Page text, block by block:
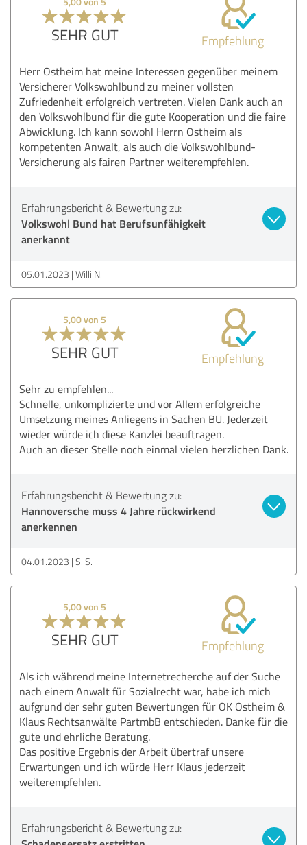
SEHR GUT Empfehlung
Herr Ostheim hat meine Interessen gegenüber meinem
Versicherer Volkswohlbund zu meiner vollsten
Zufriedenheit erfolgreich vertreten. Vielen Dank auch an
den Volkswohlbund für die gute Kooperation und die faire
Abwicklung. Ich kann sowohl Herrn Ostheim als
kompetenten Anwalt, als auch die Volkswohlbund-
Versicherung als fairen Partner weiterempfehlen.
Erfahrungsbericht & Bewertung zu:
Volkswohl Bund hat Berufsunfähigkeit
anerkannt
05.01.2023 Willi N.
5,00 von 5
SEHR GUT Empfehlung
Sehr zu empfehlen...
Schnelle, unkomplizierte und vor Allem erfolgreiche
Umsetzung meines Anliegens in Sachen BU. Jederzeit
wieder würde ich diese Kanzlei beauftragen.
Auch an dieser Stelle noch einmal vielen herzlichen Dank.
Erfahrungsbericht & Bewertung zu:
Hannoversche muss 4 Jahre rückwirkend
anerkennen
04.01.2023 S. S.
5,00 von 5
SEHR GUT Empfehlung
Als ich während meine Internetrecherche auf der Suche
nach einem Anwalt für Sozialrecht war, habe ich mich
aufgrund der sehr guten Bewertungen für OK Ostheim &
Klaus Rechtsanwälte PartmbB entschieden. Danke für die
gute und ehrliche Beratung.
Das positive Ergebnis der Arbeit übertraf unsere
Erwartungen und ich würde Herr Klaus jederzeit
weiterempfehlen.
Erfahrungsbericht & Bewertung zu: